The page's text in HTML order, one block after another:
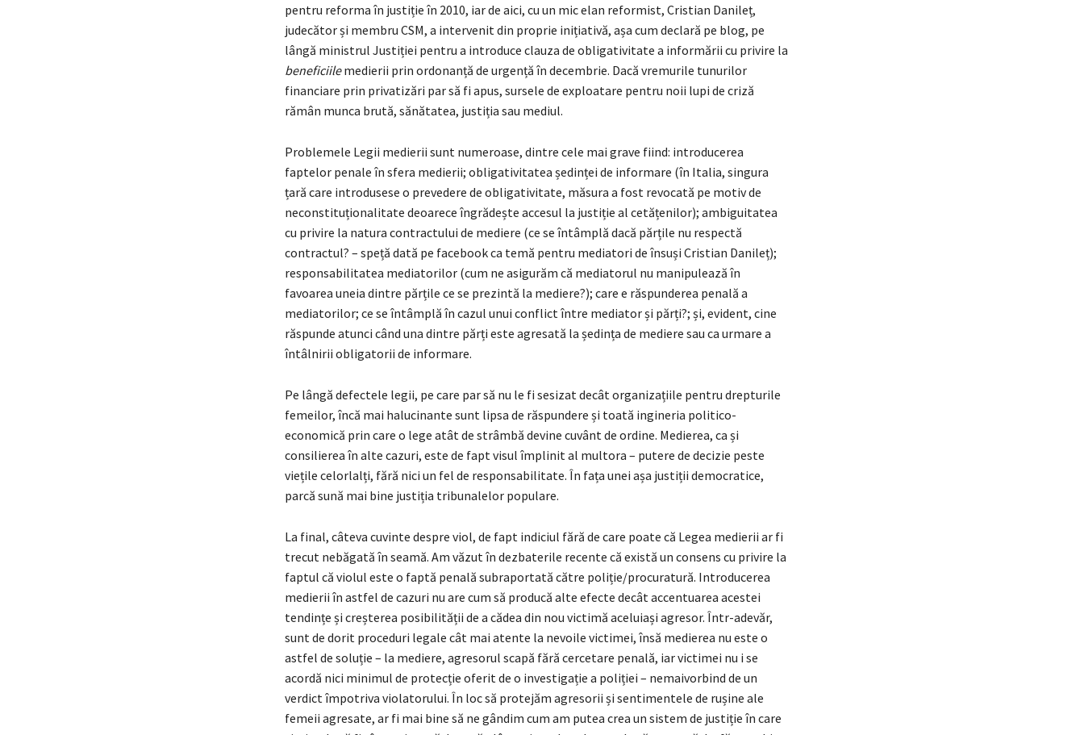
pentru reforma în justiție în 2010, iar de aici, cu un mic elan reformist, Cristian Danileț,
judecător și membru CSM, a intervenit din proprie inițiativă, așa cum declară pe blog, pe
lângă ministrul Justiției pentru a introduce clauza de obligativitate a informării cu privire la
beneficiilemedierii prin ordonanță de urgență în decembrie. Dacă vremurile tunurilor
financiare prin privatizări par să fi apus, sursele de exploatare pentru noii lupi de criză
rămân munca brută, sănătatea, justiția sau mediul.
Problemele Legii medierii sunt numeroase, dintre cele mai grave fiind: introducerea
faptelor penale în sfera medierii; obligativitatea ședinței de informare (în Italia, singura
țară care introdusese o prevedere de obligativitate, măsura a fost revocată pe motiv de
neconstituționalitate deoarece îngrădește accesul la justiție al cetățenilor); ambiguitatea
cu privire la natura contractului de mediere (ce se întâmplă dacă părțile nu respectă
contractul? – speță dată pe facebook ca temă pentru mediatori de însuși Cristian Danileț);
responsabilitatea mediatorilor (cum ne asigurăm că mediatorul nu manipulează în
favoarea uneia dintre părțile ce se prezintă la mediere?); care e răspunderea penală a
mediatorilor; ce se întâmplă în cazul unui conflict între mediator și părți?; și, evident, cine
răspunde atunci când una dintre părți este agresată la ședința de mediere sau ca urmare a
întâlnirii obligatorii de informare.
Pe lângă defectele legii, pe care par să nu le fi sesizat decât organizațiile pentru drepturile
femeilor, încă mai halucinante sunt lipsa de răspundere și toată ingineria politico-
economică prin care o lege atât de strâmbă devine cuvânt de ordine. Medierea, ca și
consilierea în alte cazuri, este de fapt visul împlinit al multora – putere de decizie peste
viețile celorlalți, fără nici un fel de responsabilitate. În fața unei așa justiții democratice,
parcă sună mai bine justiția tribunalelor populare.
La final, câteva cuvinte despre viol, de fapt indiciul fără de care poate că Legea medierii ar fi
trecut nebăgată în seamă. Am văzut în dezbaterile recente că există un consens cu privire la
faptul că violul este o faptă penală subraportată către poliție/procuratură. Introducerea
medierii în astfel de cazuri nu are cum să producă alte efecte decât accentuarea acestei
tendințe și creșterea posibilității de a cădea din nou victimă aceluiași agresor. Într-adevăr,
sunt de dorit proceduri legale cât mai atente la nevoile victimei, însă medierea nu este o
astfel de soluție – la mediere, agresorul scapă fără cercetare penală, iar victimei nu i se
acordă nici minimul de protecție oferit de o investigație a poliției – nemaivorbind de un
verdict împotriva violatorului. În loc să protejăm agresorii și sentimentele de rușine ale
femeii agresate, ar fi mai bine să ne gândim cum am putea crea un sistem de justiție în care